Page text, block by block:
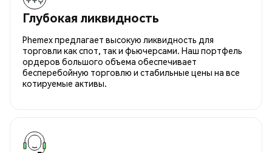
Глубокая ликвидность
Phemex предлагает высокую ликвидность для
торговли как спот, так и фьючерсами. Наш портфель
ордеров большого объема обеспечивает
бесперебойную торговлю и стабильные цены на все
котируемые активы.